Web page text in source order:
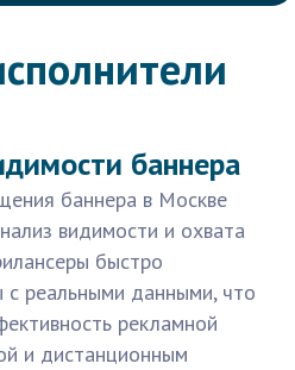
баннера
баннера в Москве
видимости и охвата
быстро
реальными данными, что
рекламной
и дистанционным